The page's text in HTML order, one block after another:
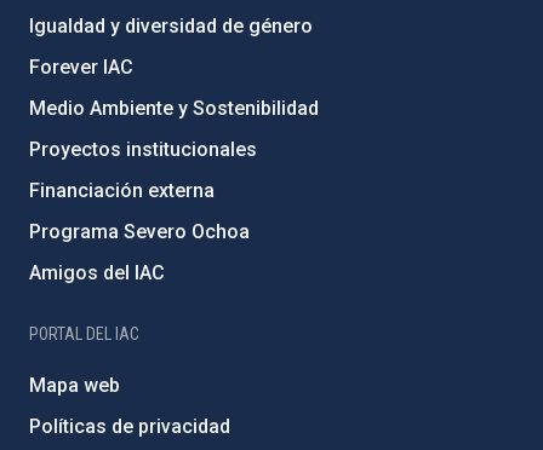
Igualdad y diversidad de género
Forever IAC
Medio Ambiente y Sostenibilidad
Proyectos institucionales
Financiación externa
Programa Severo Ochoa
Amigos del IAC
PORTAL DEL IAC
Mapa web
Políticas de privacidad